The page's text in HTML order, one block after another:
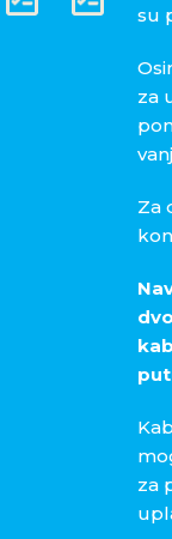
su
za
Za
za